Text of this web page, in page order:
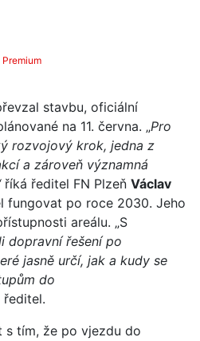
Premium
stavbu, oficiální
na 11. června. „Pro
rozvojový krok, jedna z
a zároveň významná
říká ředitel FN Plzeň Václav
fungovat po roce 2030. Jeho
areálu. „S
dopravní řešení po
jasně určí, jak a kudy se
do
ředitel.
tím, že po vjezdu do